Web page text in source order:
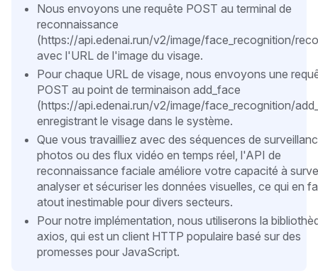
Nous envoyons une requête POST au terminal de
reconnaissance
(https://api.edenai.run/v2/image/face_recognition/
avec l'URL de l'image du visage.
Pour chaque URL de visage, nous envoyons une
POST au point de terminaison add_face
(https://api.edenai.run/v2/image/face_recognition/
enregistrant le visage dans le système.
Que vous travailliez avec des séquences de
photos ou des flux vidéo en temps réel, l'API de
reconnaissance faciale améliore votre capacité à
analyser et sécuriser les données visuelles, ce qui en
atout inestimable pour divers secteurs.
Pour notre implémentation, nous utiliserons la
axios, qui est un client HTTP populaire basé sur des
promesses pour JavaScript.